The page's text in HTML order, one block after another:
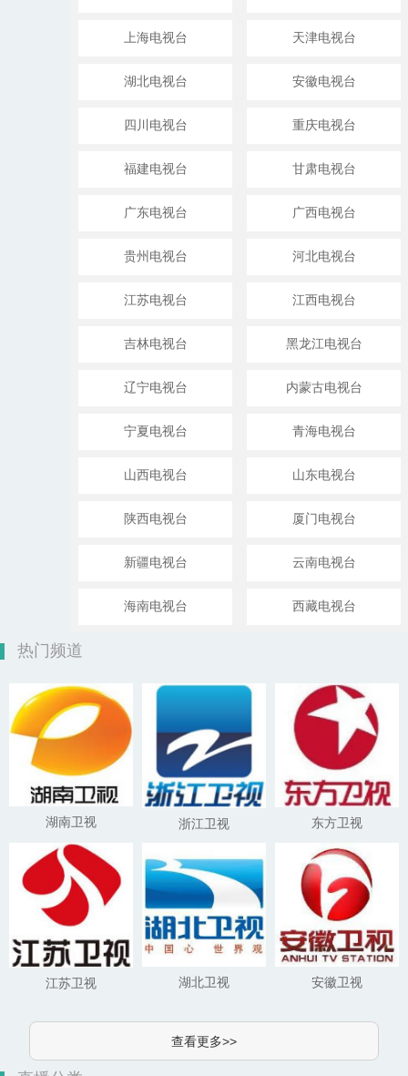
上海电视台 天津电视台
湖北电视台 安徽电视台
四川电视台 重庆电视台
福建电视台 甘肃电视台
广东电视台 广西电视台
贵州电视台 河北电视台
江苏电视台 江西电视台
吉林电视台 黑龙江电视台
辽宁电视台 内蒙古电视台
宁夏电视台 青海电视台
山西电视台 山东电视台
陕西电视台 厦门电视台
新疆电视台 云南电视台
海南电视台 西藏电视台
热门频道
湖南卫视 浙江卫视 东方卫视
江苏卫视 湖北卫视 安徽卫视
查看更多>>